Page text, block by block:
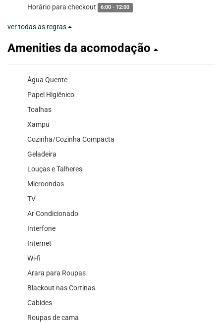
Horário para checkout 6:00 - 12:00
ver todas as regras
Amenities da acomodação
Água Quente
Papel Higiênico
Toalhas
Xampu
Cozinha/Cozinha Compacta
Geladeira
Louças e Talheres
Microondas
TV
Ar Condicionado
Interfone
Internet
Wi-fi
Arara para Roupas
Blackout nas Cortinas
Cabides
Roupas de cama